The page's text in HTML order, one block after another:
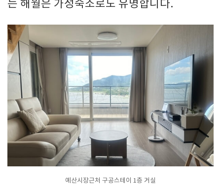
는 해월은 가성숙소로도 유명합니다.
예산시장근처 구공스테이 1층 거실